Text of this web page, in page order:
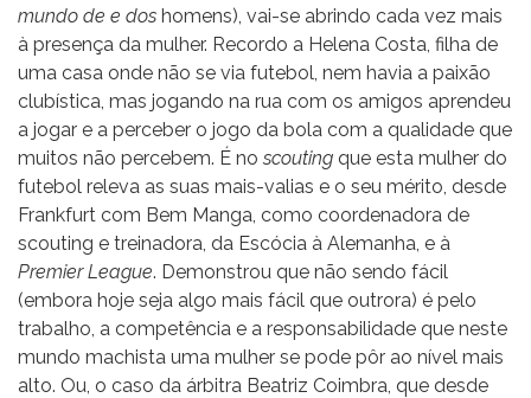
mundo de e dos homens), vai-se abrindo cada vez mais
à presença da mulher. Recordo a Helena Costa, filha de
uma casa onde não se via futebol, nem havia a paixão
clubística, mas jogando na rua com os amigos aprendeu
a jogar e a perceber o jogo da bola com a qualidade que
muitos não percebem. É no scouting que esta mulher do
futebol releva as suas mais-valias e o seu mérito, desde
Frankfurt com Bem Manga, como coordenadora de
scouting e treinadora, da Escócia à Alemanha, e à
Premier League. Demonstrou que não sendo fácil
(embora hoje seja algo mais fácil que outrora) é pelo
trabalho, a competência e a responsabilidade que neste
mundo machista uma mulher se pode pôr ao nível mais
alto. Ou, o caso da árbitra Beatriz Coimbra, que desde